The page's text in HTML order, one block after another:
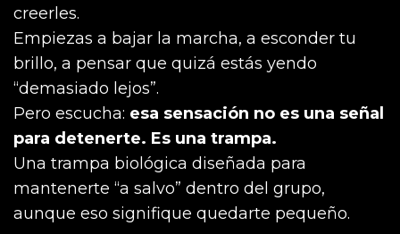
creerles.
Empiezas a bajar la marcha, a esconder tu
brillo, a pensar que quizá estás yendo
“demasiado lejos”.
Pero escucha: esa sensación no es una señal
para detenerte. Es una trampa.
Una trampa biológica diseñada para
mantenerte “a salvo” dentro del grupo,
aunque eso signifique quedarte pequeño.